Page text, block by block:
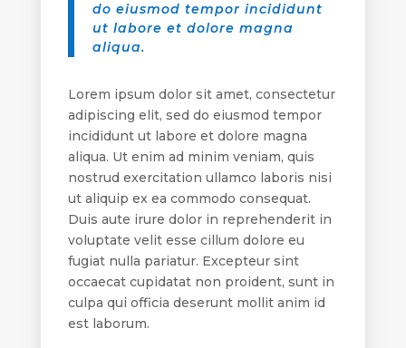
do eiusmod tempor incididunt
ut labore et dolore magna
aliqua.
Lorem ipsum dolor sit amet, consectetur
adipiscing elit, sed do eiusmod tempor
incididunt ut labore et dolore magna
aliqua. Ut enim ad minim veniam, quis
nostrud exercitation ullamco laboris nisi
ut aliquip ex ea commodo consequat.
Duis aute irure dolor in reprehenderit in
voluptate velit esse cillum dolore eu
fugiat nulla pariatur. Excepteur sint
occaecat cupidatat non proident, sunt in
culpa qui officia deserunt mollit anim id
est laborum.